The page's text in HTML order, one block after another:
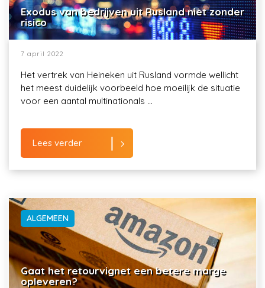
Exodus van bedrijven uit Rusland niet zonder
risico
7 april 2022
Het vertrek van Heineken uit Rusland vormde wellicht
het meest duidelijk voorbeeld hoe moeilijk de situatie
voor een aantal multinationals ...
Lees verder
ALGEMEEN
Gaat het retourvignet een betere marge
opleveren?